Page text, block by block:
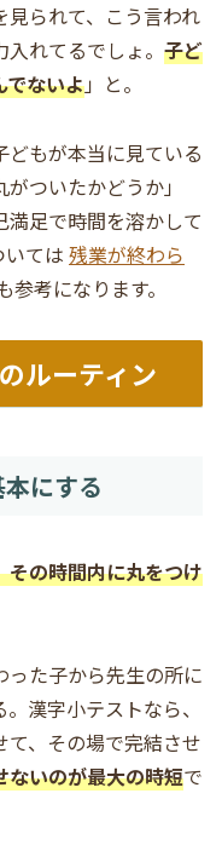
られて、こう言われ
れてるでしょ。 子ど
でないよ」と。
もが本当に見ている
ついたかどうか」
満足で時間を溶かして
ては 残業が終わら
参考になります。
ルーティン
にする
その時間内に丸をつけ
った子から先生の所に
漢字小テストなら、
、その場で完結させ
ないのが最大の時短で